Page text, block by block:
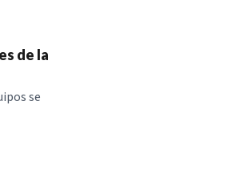
de la
se